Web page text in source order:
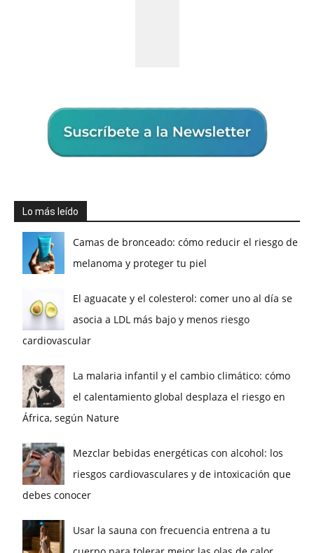
Lo más leído
Camas de bronceado: cómo reducir el riesgo de
melanoma y proteger tu piel
El aguacate y el colesterol: comer uno al día se
asocia a LDL más bajo y menos riesgo
cardiovascular
La malaria infantil y el cambio climático: cómo
el calentamiento global desplaza el riesgo en
África, según Nature
Mezclar bebidas energéticas con alcohol: los
riesgos cardiovasculares y de intoxicación que
debes conocer
Usar la sauna con frecuencia entrena a tu